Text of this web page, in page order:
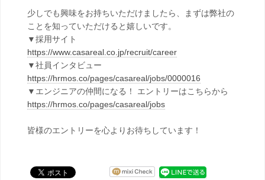
少しでも興味をお持ちいただけましたら、まずは弊社の
ことを知っていただけると嬉しいです。
▼採用サイト
https://www.casareal.co.jp/recruit/career
▼社員インタビュー
https://hrmos.co/pages/casareal/jobs/0000016
▼エンジニアの仲間になる！ エントリーはこちらから
https://hrmos.co/pages/casareal/jobs
皆様のエントリーを心よりお待ちしています！